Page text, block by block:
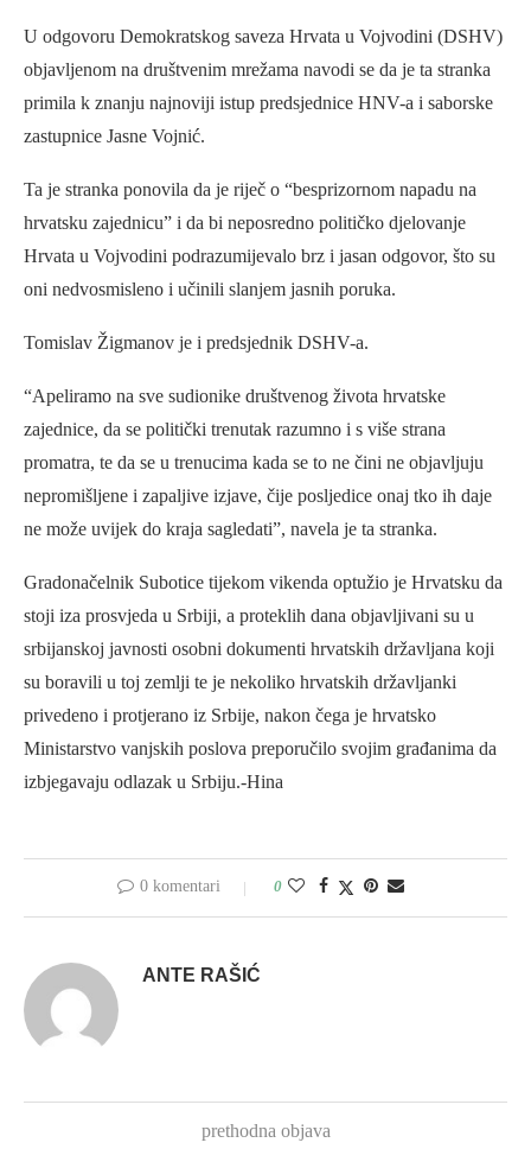
U odgovoru Demokratskog saveza Hrvata u Vojvodini (DSHV)
objavljenom na društvenim mrežama navodi se da je ta stranka
primila k znanju najnoviji istup predsjednice HNV-a i saborske
zastupnice Jasne Vojnić.
Ta je stranka ponovila da je riječ o “besprizornom napadu na
hrvatsku zajednicu” i da bi neposredno političko djelovanje
Hrvata u Vojvodini podrazumijevalo brz i jasan odgovor, što su
oni nedvosmisleno i učinili slanjem jasnih poruka.
Tomislav Žigmanov je i predsjednik DSHV-a.
“Apeliramo na sve sudionike društvenog života hrvatske
zajednice, da se politički trenutak razumno i s više strana
promatra, te da se u trenucima kada se to ne čini ne objavljuju
nepromišljene i zapaljive izjave, čije posljedice onaj tko ih daje
ne može uvijek do kraja sagledati”, navela je ta stranka.
Gradonačelnik Subotice tijekom vikenda optužio je Hrvatsku da
stoji iza prosvjeda u Srbiji, a proteklih dana objavljivani su u
srbijanskoj javnosti osobni dokumenti hrvatskih državljana koji
su boravili u toj zemlji te je nekoliko hrvatskih državljanki
privedeno i protjerano iz Srbije, nakon čega je hrvatsko
Ministarstvo vanjskih poslova preporučilo svojim građanima da
izbjegavaju odlazak u Srbiju.-Hina
0 komentari 0
ANTE RAŠIĆ
prethodna objava